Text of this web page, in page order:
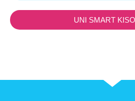
UNI SMART